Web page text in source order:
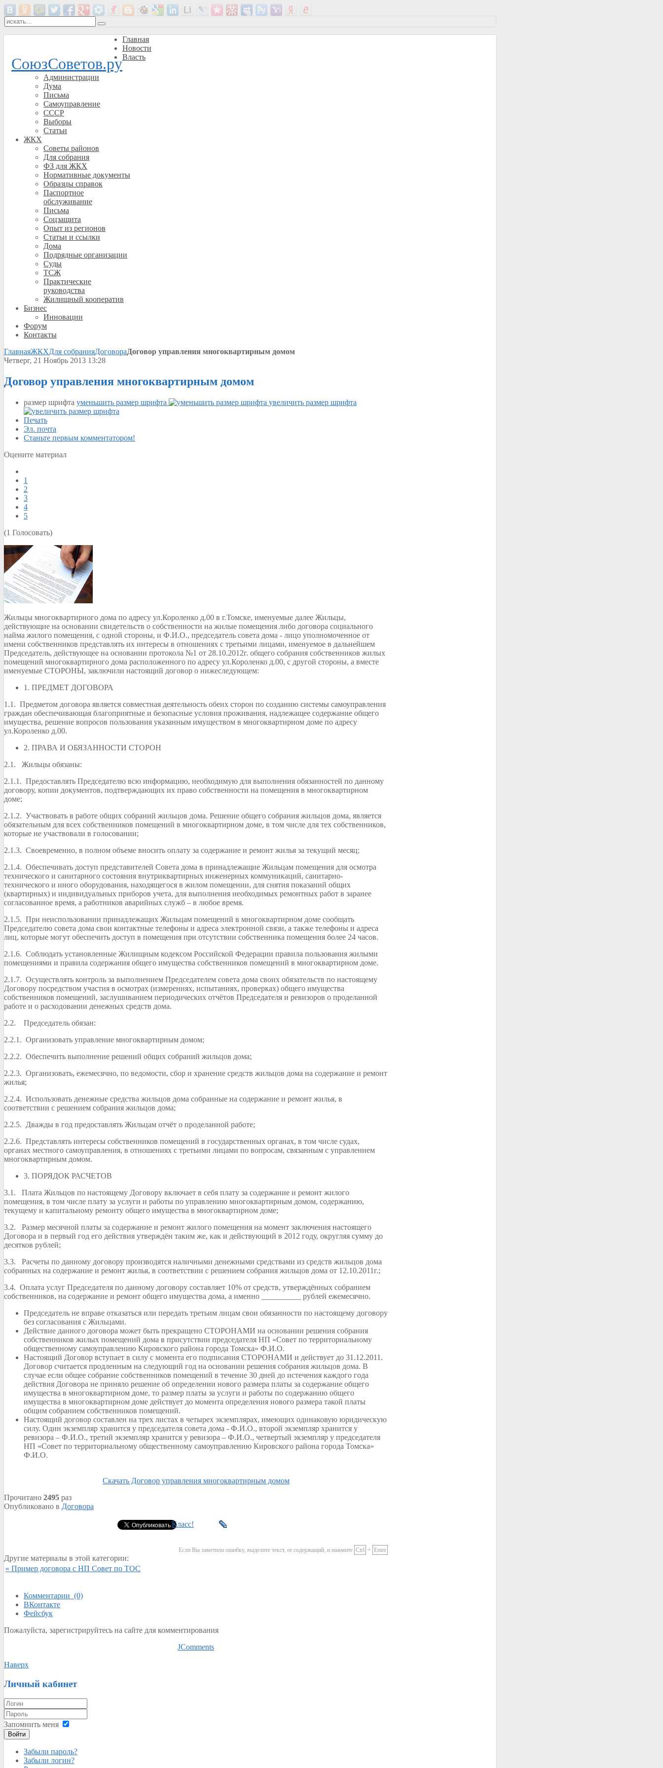
СоюзСоветов.ру
Главная
Новости
Власть
Администрации
Дума
Письма
Самоуправление
СССР
Выборы
Статьи
ЖКХ
Советы районов
Для собрания
ФЗ для ЖКХ
Нормативные документы
Образцы справок
Паспортное
обслуживание
Письма
Соцзащита
Опыт из регионов
Статьи и ссылки
Дома
Подрядные организации
Суды
ТСЖ
Практические
руководства
Жилищный кооператив
Бизнес
Инновации
Форум
Контакты
ГлавнаяЖКХДля собранияДоговораДоговор управления многоквартирным домом
Четверг, 21 Ноябрь 2013 13:28
Договор управления многоквартирным домом
размер шрифта уменьшить размер шрифта увеличить размер шрифта
Печать
Эл. почта
Станьте первым комментатором!
Оцените материал
1
2
3
4
5
(1 Голосовать)
Жильцы многоквартирного дома по адресу ул.Короленко д.00 в г.Томске, именуемые далее Жильцы,
действующие на основании свидетельств о собственности на жилые помещения либо договора социального
найма жилого помещения, с одной стороны, и Ф.И.О., председатель совета дома - лицо уполномоченное от
имени собственников представлять их интересы в отношениях с третьими лицами, именуемое в дальнейшем
Председатель, действующее на основании протокола №1 от 28.10.2012г. общего собрания собственников жилых
помещений многоквартирного дома расположенного по адресу ул.Короленко д.00, с другой стороны, а вместе
именуемые СТОРОНЫ, заключили настоящий договор о нижеследующем:
1. ПРЕДМЕТ ДОГОВОРА
1.1. Предметом договора является совместная деятельность обеих сторон по созданию системы самоуправления
граждан обеспечивающая благоприятные и безопасные условия проживания, надлежащее содержание общего
имущества, решение вопросов пользования указанным имуществом в многоквартирном доме по адресу
ул.Короленко д.00.
2. ПРАВА И ОБЯЗАННОСТИ СТОРОН
2.1. Жильцы обязаны:
2.1.1. Предоставлять Председателю всю информацию, необходимую для выполнения обязанностей по данному
договору, копии документов, подтверждающих их право собственности на помещения в многоквартирном
доме;
2.1.2. Участвовать в работе общих собраний жильцов дома. Решение общего собрания жильцов дома, является
обязательным для всех собственников помещений в многоквартирном доме, в том числе для тех собственников,
которые не участвовали в голосовании;
2.1.3. Своевременно, в полном объеме вносить оплату за содержание и ремонт жилья за текущий месяц;
2.1.4. Обеспечивать доступ представителей Совета дома в принадлежащие Жильцам помещения для осмотра
технического и санитарного состояния внутриквартирных инженерных коммуникаций, санитарно-
технического и иного оборудования, находящегося в жилом помещении, для снятия показаний общих
(квартирных) и индивидуальных приборов учета, для выполнения необходимых ремонтных работ в заранее
согласованное время, а работников аварийных служб – в любое время.
2.1.5. При неиспользовании принадлежащих Жильцам помещений в многоквартирном доме сообщать
Председателю совета дома свои контактные телефоны и адреса электронной связи, а также телефоны и адреса
лиц, которые могут обеспечить доступ в помещения при отсутствии собственника помещения более 24 часов.
2.1.6. Соблюдать установленные Жилищным кодексом Российской Федерации правила пользования жилыми
помещениями и правила содержания общего имущества собственников помещений в многоквартирном доме.
2.1.7. Осуществлять контроль за выполнением Председателем совета дома своих обязательств по настоящему
Договору посредством участия в осмотрах (измерениях, испытаниях, проверках) общего имущества
собственников помещений, заслушиванием периодических отчётов Председателя и ревизоров о проделанной
работе и о расходовании денежных средств дома.
2.2. Председатель обязан:
2.2.1. Организовать управление многоквартирным домом;
2.2.2. Обеспечить выполнение решений общих собраний жильцов дома;
2.2.3. Организовать, ежемесячно, по ведомости, сбор и хранение средств жильцов дома на содержание и ремонт
жилья;
2.2.4. Использовать денежные средства жильцов дома собранные на содержание и ремонт жилья, в
соответствии с решением собрания жильцов дома;
2.2.5. Дважды в год предоставлять Жильцам отчёт о проделанной работе;
2.2.6. Представлять интересы собственников помещений в государственных органах, в том числе судах,
органах местного самоуправления, в отношениях с третьими лицами по вопросам, связанным с управлением
многоквартирным домом.
3. ПОРЯДОК РАСЧЕТОВ
3.1. Плата Жильцов по настоящему Договору включает в себя плату за содержание и ремонт жилого
помещения, в том числе плату за услуги и работы по управлению многоквартирным домом, содержанию,
текущему и капитальному ремонту общего имущества в многоквартирном доме;
3.2. Размер месячной платы за содержание и ремонт жилого помещения на момент заключения настоящего
Договора и в первый год его действия утверждён таким же, как и действующий в 2012 году, округляя сумму до
десятков рублей;
3.3. Расчеты по данному договору производятся наличными денежными средствами из средств жильцов дома
собранных на содержание и ремонт жилья, в соответствии с решением собрания жильцов дома от 12.10.2011г.;
3.4. Оплата услуг Председателя по данному договору составляет 10% от средств, утверждённых собранием
собственников, на содержание и ремонт общего имущества дома, а именно __________ рублей ежемесячно.
Председатель не вправе отказаться или передать третьим лицам свои обязанности по настоящему договору
без согласования с Жильцами.
Действие данного договора может быть прекращено СТОРОНАМИ на основании решения собрания
собственников жилых помещений дома в присутствии председателя НП «Совет по территориальному
общественному самоуправлению Кировского района города Томска» Ф.И.О.
Настоящий Договор вступает в силу с момента его подписания СТОРОНАМИ и действует до 31.12.2011.
Договор считается продленным на следующий год на основании решения собрания жильцов дома. В
случае если общее собрание собственников помещений в течение 30 дней до истечения каждого года
действия Договора не приняло решение об определении нового размера платы за содержание общего
имущества в многоквартирном доме, то размер платы за услуги и работы по содержанию общего
имущества в многоквартирном доме действует до момента определения нового размера такой платы
общим собранием собственников помещений.
Настоящий договор составлен на трех листах в четырех экземплярах, имеющих одинаковую юридическую
силу. Один экземпляр хранится у председателя совета дома - Ф.И.О., второй экземпляр хранится у
ревизора – Ф.И.О., третий экземпляр хранится у ревизора – Ф.И.О., четвертый экземпляр у председателя
НП «Совет по территориальному общественному самоуправлению Кировского района города Томска»
Ф.И.О.
Скачать Договор управления многоквартирным домом
Прочитано 2495 раз
Опубликовано в Договора
Класс!
Если Вы заметили ошибку, выделите текст, ее содержащий, и нажмите Ctrl + Enter
Другие материалы в этой категории:
« Пример договора с НП Совет по ТОС
Комментарии (0)
ВКонтакте
Фейсбук
Пожалуйста, зарегистрируйтесь на сайте для комментирования
JComments
Наверх
Личный кабинет
Запомнить меня
Войти
Забыли пароль?
Забыли логин?